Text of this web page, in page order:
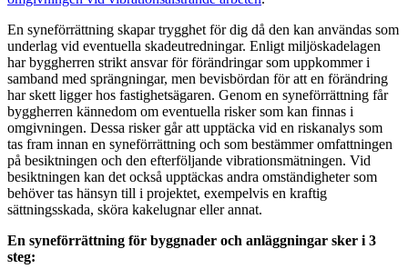
En syneförrättning skapar trygghet för dig då den kan användas som
underlag vid eventuella skadeutredningar. Enligt miljöskadelagen
har byggherren strikt ansvar för förändringar som uppkommer i
samband med sprängningar, men bevisbördan för att en förändring
har skett ligger hos fastighetsägaren. Genom en syneförrättning får
byggherren kännedom om eventuella risker som kan finnas i
omgivningen. Dessa risker går att upptäcka vid en riskanalys som
tas fram innan en syneförrättning och som bestämmer omfattningen
på besiktningen och den efterföljande vibrationsmätningen. Vid
besiktningen kan det också upptäckas andra omständigheter som
behöver tas hänsyn till i projektet, exempelvis en kraftig
sättningsskada, sköra kakelugnar eller annat.
En syneförrättning för byggnader och anläggningar sker i 3
steg: